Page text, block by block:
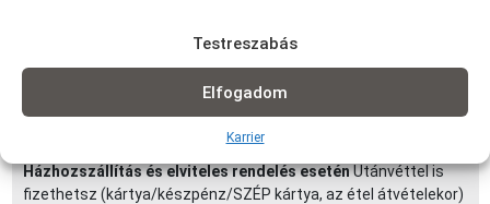
Elfogadom
Testreszabás
Karrier
km-ig: 990Ft | 3,5-5 km-ig: 1290Ft | 4-5 km-ig: 1490Ft | 5-6 km-ig:
Rendelésedet kérheted előrendeléssel elvitelre, vagy
akár házhozszállítással is!
Házhozszállítás és elviteles rendelés eseténUtánvéttel is
fizethetsz (kártya/készpénz/SZÉP kártya, az étel átvételekor)